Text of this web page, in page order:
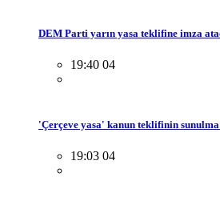
DEM Parti yarın yasa teklifine imza
19:40 04
'Çerçeve yasa' kanun teklifinin
19:03 04